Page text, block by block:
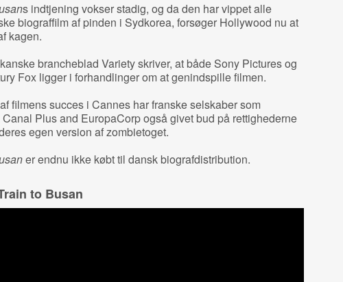
s indtjening vokser stadig, og da den har vippet alle
biograffilm af pinden i Sydkorea, forsøger Hollywood nu at
kagen.
brancheblad Variety skriver, at både Sony Pictures og
Fox ligger i forhandlinger om at genindspille filmen.
filmens succes i Cannes har franske selskaber som
Plus and EuropaCorp også givet bud på rettighederne
egen version af zombietoget.
er endnu ikke købt til dansk biografdistribution.
to Busan